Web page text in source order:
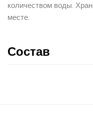
количеством воды.
месте.
Состав